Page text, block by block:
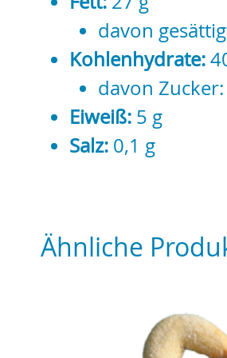
davon
Kohlenhydrate:
davon
Eiweiß: 5 g
Salz: 0,1 g
Ähnliche